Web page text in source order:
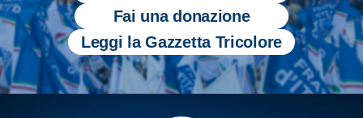
Fai una donazione
Leggi la Gazzetta Tricolore